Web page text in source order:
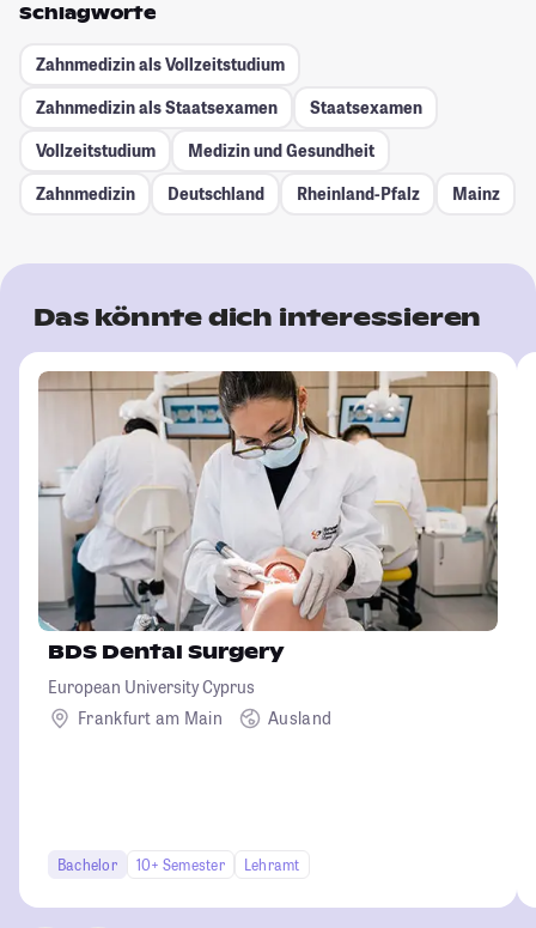
Schlagworte
Zahnmedizin als Vollzeitstudium
Zahnmedizin als Staatsexamen
Staatsexamen
Vollzeitstudium
Medizin und Gesundheit
Zahnmedizin
Deutschland Rheinland-Pfalz Mainz
Das könnte dich interessieren
BDS Dental Surgery
European University Cyprus
Frankfurt am Main
Ausland
Bachelor 10+ Semester Lehramt